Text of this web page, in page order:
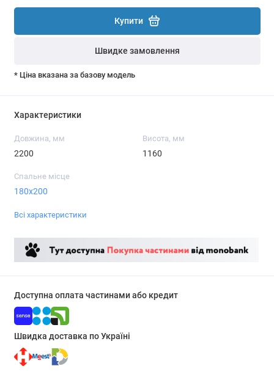
Купити
Швидке замовлення
* Ціна вказана за базову модель
Характеристики
Довжина, мм
2200
Висота, мм
1160
Спальне місце
180x200
Всі характеристики
Доступна оплата частинами або кредит
Швидка доставка по Україні